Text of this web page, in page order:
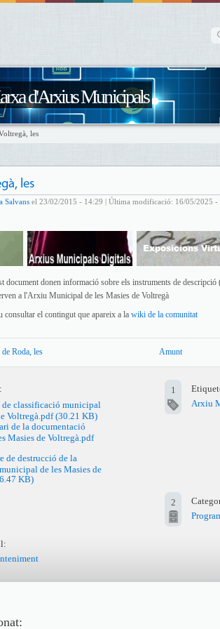
d'Arxius Municipals
les
les
Salvans el 23/02/2015 - 14:29 | Última modificació: 16/05/2025 -
document donen informació sobre els instruments de
a l'Arxiu Municipal de les Masies de Voltregà
consultar el contingut que apareix a la wiki de la comunitat
Roda, les Amunt
de classificació municipal
Voltregà.pdf(30.21 KB)
de la documentació
Masies de Voltregà.pdf
de destrucció de la
de les Masies de
KB)
1
Arxiu
2